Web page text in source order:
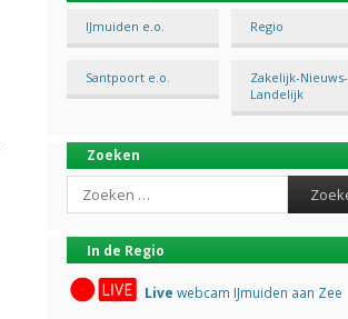
IJmuiden e.o. Regio
Santpoort e.o.
Zakelijk-Nieuws-
Landelijk
Zoeken
Search
In de Regio
Live webcam IJmuiden aan Zee